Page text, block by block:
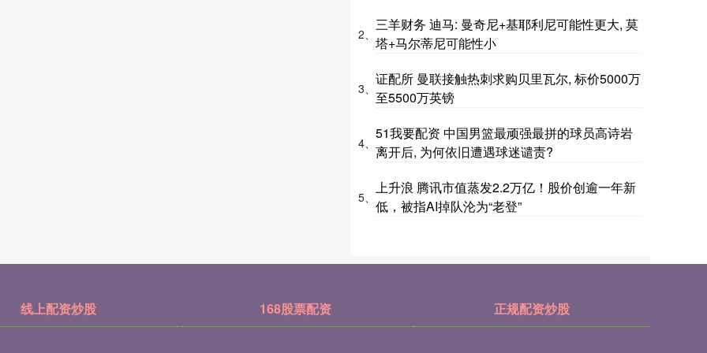
2、
三羊财务 迪马: 曼奇尼+基耶利尼可能性更大, 莫
塔+马尔蒂尼可能性小
3、
证配所 曼联接触热刺求购贝里瓦尔, 标价5000万
至5500万英镑
4、
51我要配资 中国男篮最顽强最拼的球员高诗岩
离开后, 为何依旧遭遇球迷谴责?
5、
上升浪 腾讯市值蒸发2.2万亿！股价创逾一年新
低，被指AI掉队沦为“老登”
线上配资炒股 168股票配资 正规配资炒股